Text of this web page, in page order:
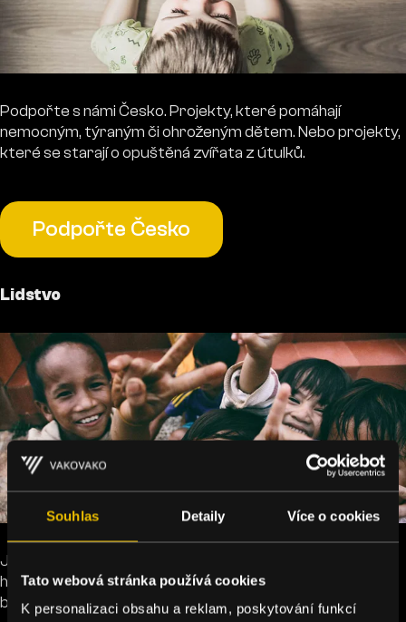
Souhlas Detaily Více o cookies
Tato webová stránka používá cookies
K personalizaci obsahu a reklam, poskytování funkcí
Podpořte s námi Česko. Projekty, které pomáhají
nemocným, týraným či ohroženým dětem. Nebo projekty,
které se starají o opuštěná zvířata z útulků.
Podpořte Česko
Lidstvo
Jak dosáhnout udržitelného rozvoje a etického tržního
hospodářství? Jak zajistit přístup k čisté pitné vodě a
bojovat proti nemocem? Podpořte lidstvo.